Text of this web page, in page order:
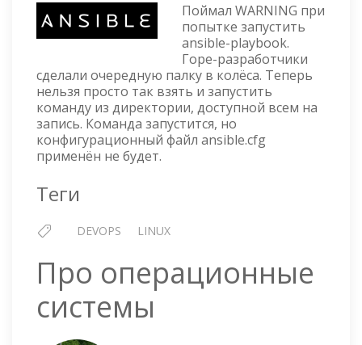
BEING
RUN
IN
A
WORLD
WRITABLE
DIRECTORY
Поймал WARNING при
попытке запустить
ansible-playbook.
Горе-разработчики
сделали очередную палку в колёса. Теперь
нельзя просто так взять и запустить
команду из директории, доступной всем на
запись. Команда запустится, но
конфигурационный файл ansible.cfg
применён не будет.
Теги
DEVOPS LINUX
Про операционные
системы